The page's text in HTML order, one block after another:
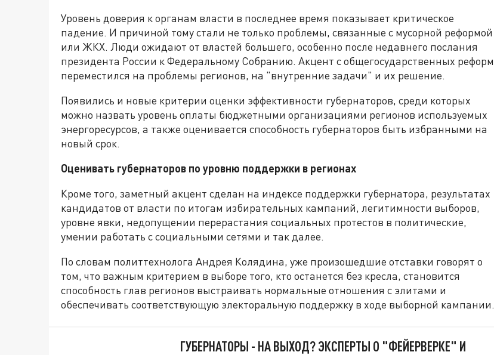
Уровень доверия к органам власти в последнее время показывает критическое
падение. И причиной тому стали не только проблемы, связанные с мусорной реформой
или ЖКХ. Люди ожидают от властей большего, особенно после недавнего послания
президента России к Федеральному Собранию. Акцент с общегосударственных реформ
переместился на проблемы регионов, на "внутренние задачи" и их решение.
Появились и новые критерии оценки эффективности губернаторов, среди которых
можно назвать уровень оплаты бюджетными организациями регионов используемых
энергоресурсов, а также оценивается способность губернаторов быть избранными на
новый срок.
Оценивать губернаторов по уровню поддержки в регионах
Кроме того, заметный акцент сделан на индексе поддержки губернатора, результатах
кандидатов от власти по итогам избирательных кампаний, легитимности выборов,
уровне явки, недопущении перерастания социальных протестов в политические,
умении работать с социальными сетями и так далее.
По словам политтехнолога Андрея Колядина, уже произошедшие отставки говорят о
том, что важным критерием в выборе того, кто останется без кресла, становится
способность глав регионов выстраивать нормальные отношения с элитами и
обеспечивать соответствующую электоральную поддержку в ходе выборной кампании.
ГУБЕРНАТОРЫ - НА ВЫХОД? ЭКСПЕРТЫ О "ФЕЙЕРВЕРКЕ" И